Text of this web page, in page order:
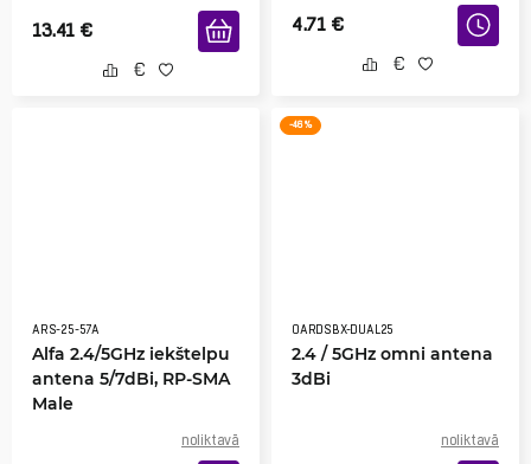
13.41 € 4.71 €
ARS-25-57A
Alfa 2.4/5GHz iekštelpu
antena 5/7dBi, RP-SMA
Male
noliktavā
-46 %
OARDSBX-DUAL25
2.4 / 5GHz omni antena
3dBi
noliktavā